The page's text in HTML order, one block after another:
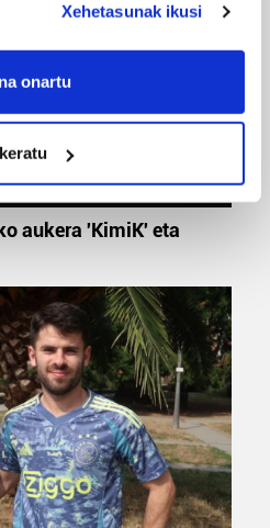
like to:
about your geographical
by actively scanning it for
(fingerprinting)
personal data is processed
in thedetails section.
datu pertsonalak
zenbakia, besteak beste,
adibidez, iragarki eta eduki
iragarkiak eta edukia
informazioa biltzeko eta
datuak nork eta zertarako
baimenik eskatzen, eta beren
Xehetasunak ikusi
onartu
aukera 'KimiK' eta